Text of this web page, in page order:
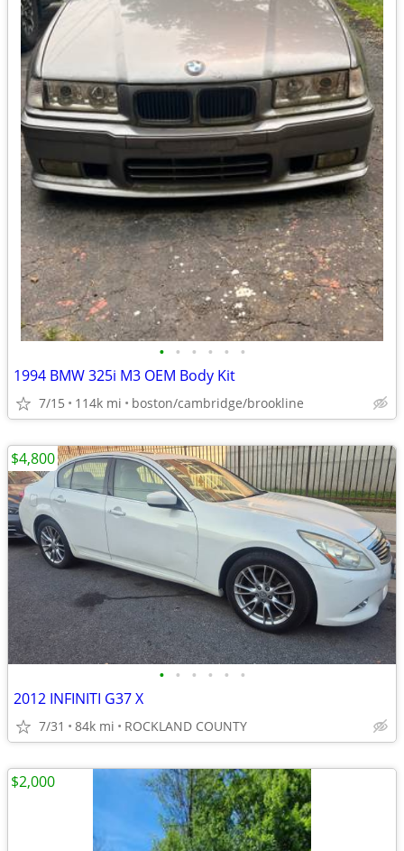
• • • • • •
1994 BMW 325i M3 OEM Body Kit
7/15 114k mi boston/cambridge/brookline
• • • • • •
2012 INFINITI G37 X
7/31 84k mi ROCKLAND COUNTY
$4,800
$2,000